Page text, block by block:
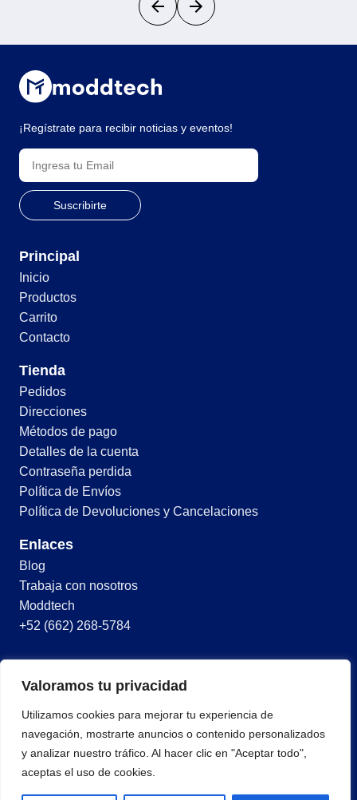
Valoramos tu privacidad
Utilizamos cookies para mejorar tu experiencia de
navegación, mostrarte anuncios o contenido personalizados
y analizar nuestro tráfico. Al hacer clic en "Aceptar todo",
aceptas el uso de cookies.
¡Regístrate para recibir noticias y eventos!
Principal
Inicio
Productos
Carrito
Contacto
Tienda
Pedidos
Direcciones
Métodos de pago
Detalles de la cuenta
Contraseña perdida
Política de Envíos
Política de Devoluciones y Cancelaciones
Enlaces
Blog
Trabaja con nosotros
Moddtech
+52 (662) 268-5784
© 2026 Todos los derechos reservados
Política de privacidad